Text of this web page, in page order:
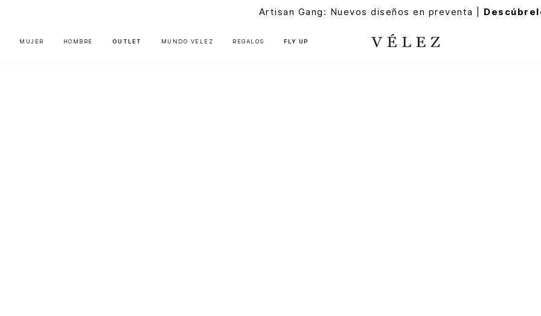
Artisan Gang: Nuevos diseños en preventa |
MUJER HOMBRE OUTLET MUNDO VÉLEZ REGALOS FLY UP